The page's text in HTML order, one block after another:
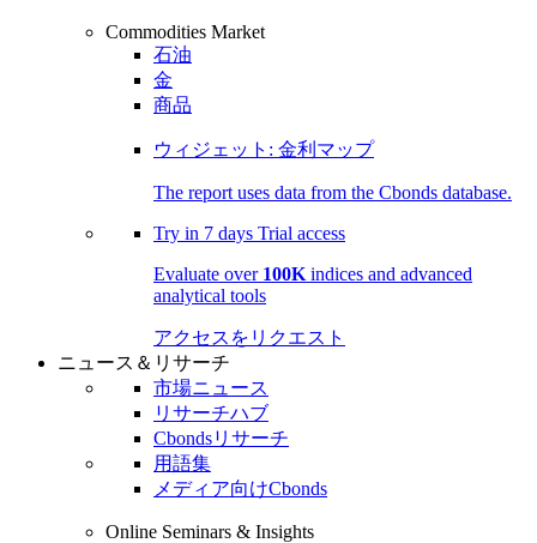
Commodities Market
石油
金
商品
ウィジェット: 金利マップ
The report uses data from the Cbonds database.
Try in 7 days Trial access
Evaluate over 100K indices and advanced
analytical tools
アクセスをリクエスト
ニュース＆リサーチ
市場ニュース
リサーチハブ
Cbondsリサーチ
用語集
メディア向けCbonds
Online Seminars & Insights